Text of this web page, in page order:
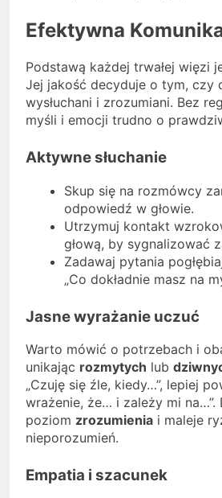
Efektywna
Podstawą każdej trwałej więzi
Jej jakość decyduje o tym, czy
wysłuchani i zrozumiani. Bez
myśli i emocji trudno o
Aktywne słuchanie
Skup się na rozmówcy
odpowiedź w głowie.
Utrzymuj kontakt
głową, by sygnalizować
Zadawaj pytania
„Co dokładnie masz na
Jasne wyrażanie uczuć
Warto mówić o potrzebach i
unikając rozmytych lub
„Czuję się źle, kiedy…”, lepiej
wrażenie, że… i zależy mi na…”.
poziom zrozumienia i maleje
nieporozumień.
Empatia i szacunek